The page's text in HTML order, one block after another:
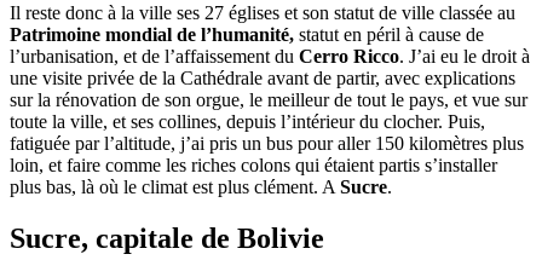
Il reste donc à la ville ses 27 églises et son statut de ville classée au
Patrimoine mondial de l’humanité, statut en péril à cause de
l’urbanisation, et de l’affaissement du Cerro Ricco. J’ai eu le droit à
une visite privée de la Cathédrale avant de partir, avec explications
sur la rénovation de son orgue, le meilleur de tout le pays, et vue sur
toute la ville, et ses collines, depuis l’intérieur du clocher. Puis,
fatiguée par l’altitude, j’ai pris un bus pour aller 150 kilomètres plus
loin, et faire comme les riches colons qui étaient partis s’installer
plus bas, là où le climat est plus clément. A Sucre.
Sucre, capitale de Bolivie